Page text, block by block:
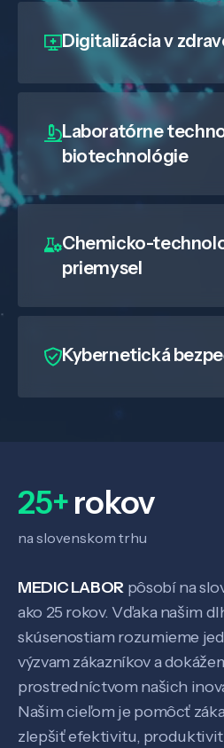
Veda a
Digitalizáciav
Laboratórne
biotechnológie
Chemicko-
priemysel
Kybernetická
25+rokov
na slovenskom trhu
MEDIC LABOR pôsobí na
ako 25 rokov. Vďaka našim
skúsenostiam rozumieme
výzvam zákazníkov a
prostredníctvom našich
Našim cieľom je pomôcť
zlepšiť efektivitu,